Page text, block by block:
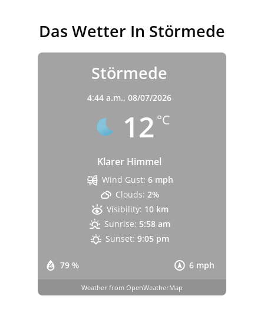
Das Wetter In Störmede
Störmede
4:44 a.m., 08/07/2026
12 °C
Klarer Himmel
79 % 6 mph
Wind Gust: 6 mph
Clouds: 2%
Visibility: 10 km
Sunrise: 5:58 am
Sunset: 9:05 pm
Weather from OpenWeatherMap